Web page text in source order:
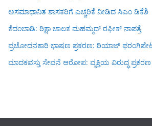
ಅಸಮಾಧಾನಿತ ಶಾಸಕರಿಗೆ ಎಚ್ಚರಿಕೆ ನೀಡಿದ ಸಿಎಂ ಡಿಕೆಶಿ
ಕೆದಂಬಾಡಿ: ರಿಕ್ಷಾ ಚಾಲಕ ಮಹಮ್ಮದ್ ರಫೀಕ್ ನಾಪತ್ತೆ
ಪ್ರಚೋದನಕಾರಿ ಭಾಷಣ ಪ್ರಕರಣ: ರಿಯಾಜ್
ಮಾದಕವಸ್ತು ಸೇವನೆ ಆರೋಪ: ವ್ಯಕ್ತಿಯ ವಿರುದ್ಧ